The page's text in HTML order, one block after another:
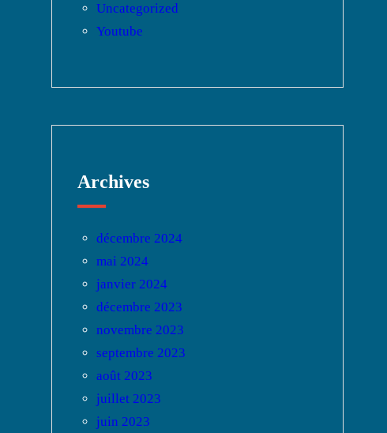
Uncategorized
Youtube
Archives
décembre 2024
mai 2024
janvier 2024
décembre 2023
novembre 2023
septembre 2023
août 2023
juillet 2023
juin 2023